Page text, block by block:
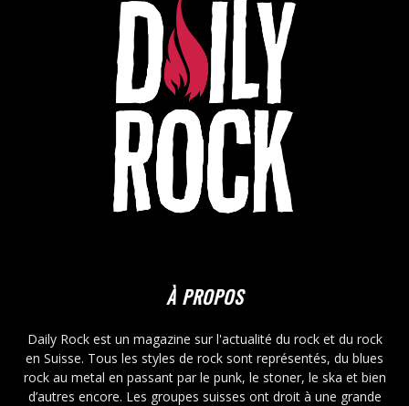
À PROPOS
Daily Rock est un magazine sur l'actualité du rock et du rock
en Suisse. Tous les styles de rock sont représentés, du blues
rock au metal en passant par le punk, le stoner, le ska et bien
d’autres encore. Les groupes suisses ont droit à une grande